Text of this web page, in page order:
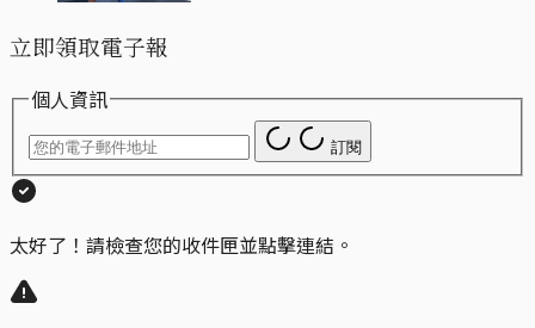
立即領取電子報
個人資訊
訂閱
太好了！請檢查您的收件匣並點擊連結。